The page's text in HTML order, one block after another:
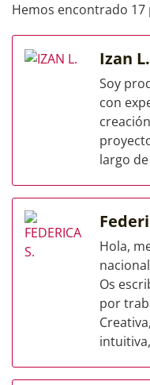
Hemos encontrado 17
Izan L.
Soy
con
largo
Hola,
Os
por